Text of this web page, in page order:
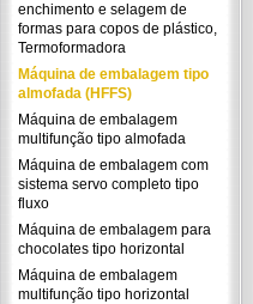
enchimento e selagem de
formas para copos de plástico,
Termoformadora
Máquina de embalagem tipo
almofada (HFFS)
Máquina de embalagem
multifunção tipo almofada
Máquina de embalagem com
sistema servo completo tipo
fluxo
Máquina de embalagem para
chocolates tipo horizontal
Máquina de embalagem
multifunção tipo horizontal